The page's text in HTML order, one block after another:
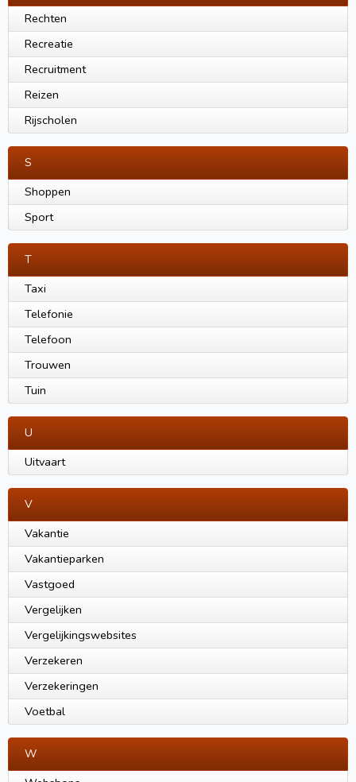
Rechten
Recreatie
Recruitment
Reizen
Rijscholen
S
Shoppen
Sport
T
Taxi
Telefonie
Telefoon
Trouwen
Tuin
U
Uitvaart
V
Vakantie
Vakantieparken
Vastgoed
Vergelijken
Vergelijkingswebsites
Verzekeren
Verzekeringen
Voetbal
W